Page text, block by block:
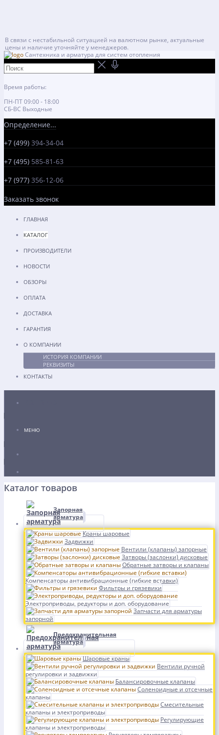
В связи с нестабильной ситуацией на валютном рынке, актуальные
цены и наличие уточняйте у менеджеров.
Сантехника и арматура для систем отопления
Время работы:
ПН-ПТ 09:00 - 18:00
СБ-ВС Выходные
Определение...
+7 (499) 394-34-04
+7 (495) 585-81-63
+7 (977) 356-12-06
Заказать звонок
ГЛАВНАЯ
КАТАЛОГ
ПРОИЗВОДИТЕЛИ
НОВОСТИ
ОБЗОРЫ
ОПЛАТА
ДОСТАВКА
ГАРАНТИЯ
О КОМПАНИИ
ИСТОРИЯ КОМПАНИИ
РЕКВИЗИТЫ
КОНТАКТЫ
МЕНЮ
Каталог товаров
Запорная
арматура
Краны шаровые
Задвижки
Вентили (клапаны) запорные
Затворы (заслонки) дисковые
Обратные затворы и клапаны
Компенсаторы антивибрационные (гибкие вставки)
Фильтры и грязевики
Электроприводы, редукторы и доп. оборудование
Запчасти для арматуры
запорной
Предохранительная
арматура
Шаровые краны
Вентили ручной
регулировки и задвижки
Балансировочные клапаны
Соленоидные и отсечные
клапаны
Смесительные
клапаны и электроприводы
Регулирующие
клапаны и электроприводы